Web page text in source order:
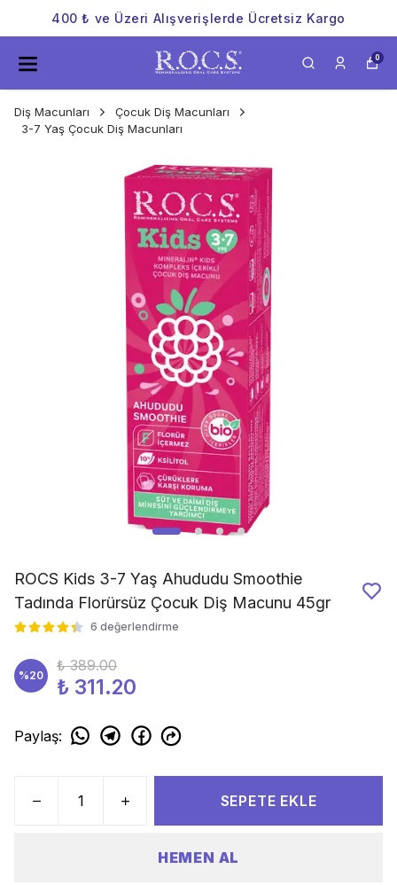
400 ₺ ve Üzeri Alışverişlerde Ücretsiz Kargo
0
Diş Macunları
Çocuk Diş Macunları
3-7 Yaş Çocuk Diş Macunları
ROCS Kids 3-7 Yaş Ahududu Smoothie
Tadında Florürsüz Çocuk Diş Macunu 45gr
6 değerlendirme
%20
₺ 389.00
₺ 311.20
Paylaş:
SEPETE EKLE
HEMEN AL